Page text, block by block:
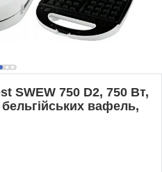
SWEW 750 D2, 750 Вт,
вафель,